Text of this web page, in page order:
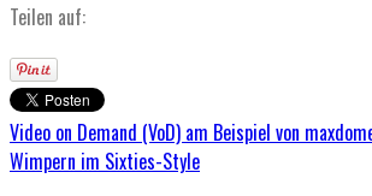
Teilen auf:
Video on Demand (VoD) am Beispiel von
Wimpern im Sixties-Style